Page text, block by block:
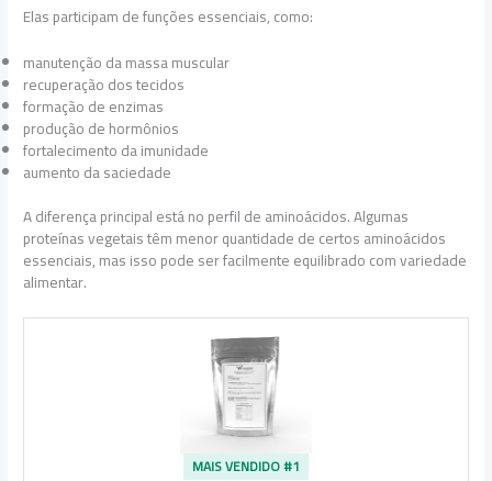
Elas participam de funções essenciais, como:
manutenção da massa muscular
recuperação dos tecidos
formação de enzimas
produção de hormônios
fortalecimento da imunidade
aumento da saciedade
A diferença principal está no perfil de aminoácidos. Algumas
proteínas vegetais têm menor quantidade de certos aminoácidos
essenciais, mas isso pode ser facilmente equilibrado com variedade
alimentar.
MAIS VENDIDO #1